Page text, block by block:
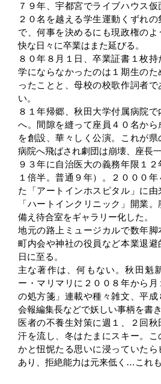
７９年、宇都宮でライブハウス仮
２０名を越える学生運動くずれの
で、何事を決めるにも現政権の
快な日々に卒業はまた延びる。
８０年８月１日、卒業証書１枚
学にならなかったのは１期生の
ったことと、母校の校歌作詞者
い。
８１年帰郷、秋田大学付属病院
へ。間隙を縫って座員４０名から
を創設、華々しく公演。これが
病院へ飛ばされ劇団は崩壊、座長
９３年に自治医大の義務年限１
１倍半。普通９年）。２０００
た「アートインホスピタル」に
「ハートインクリニック」開業
備え待合室をギャラリー化した。
地元の路上ミュージカルで数年脚
町内会や神社の役員など本業退
日に至る。
主な著作は、何もない。秋田魁
ー・マリマリに２００８年から月
の処方箋」連載や種々雑文、平
会報編集長などで妖しい事柄を書
医者の不養生対策に週１、２回
汗を流し、冬はたまにスキー。
かと忸怩たる思いに浸っていた
あり、拒絶能力は元来低く…これも